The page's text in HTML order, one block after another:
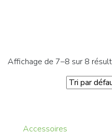
Affichage de 7–8 sur 8
Accessoires